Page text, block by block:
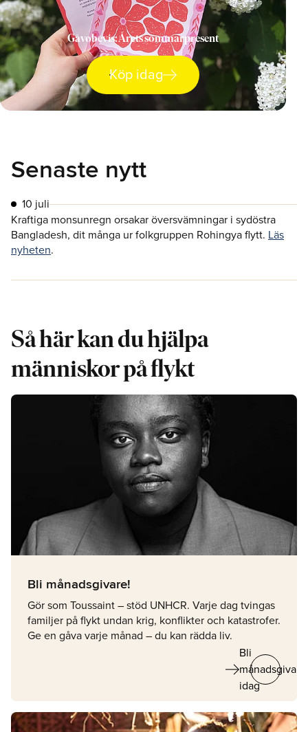
Gåvobevis: Årets sommarpresent
Köp idagarrow_right_alt
Senaste nytt
10 juli
Kraftiga monsunregn orsakar översvämningar i sydöstra
Bangladesh, dit många ur folkgruppen Rohingya flytt. Läs
nyheten.
Så här kan du hjälpa
människor på flykt
Bli månadsgivare!
Gör som Toussaint – stöd UNHCR. Varje dag tvingas
familjer på flykt undan krig, konflikter och katastrofer.
Ge en gåva varje månad – du kan rädda liv.
arrow_right_alt
Bli
månadsgivare
idag